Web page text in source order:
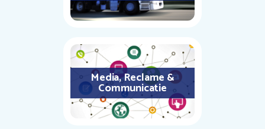
Media, Reclame &
Communicatie